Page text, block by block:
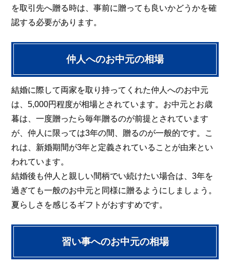
を取引先へ贈る時は、事前に贈っても良いかどうかを確
認する必要があります。
仲人へのお中元の相場
結婚に際して両家を取り持ってくれた仲人へのお中元
は、5,000円程度が相場とされています。お中元とお歳
暮は、一度贈ったら毎年贈るのが前提とされています
が、仲人に限っては3年の間、贈るのが一般的です。こ
れは、新婚期間が3年と定義されていることが由来とい
われています。
結婚後も仲人と親しい間柄でい続けたい場合は、3年を
過ぎても一般のお中元と同様に贈るようにしましょう。
夏らしさを感じるギフトがおすすめです。
習い事へのお中元の相場